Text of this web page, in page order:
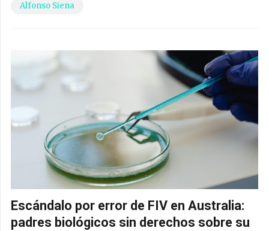
Alfonso Siena
Escándalo por error de FIV en Australia:
padres biológicos sin derechos sobre su